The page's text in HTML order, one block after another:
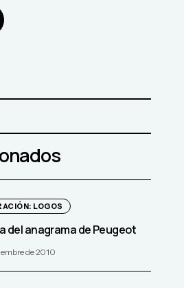
LOGOS
del anagrama de Peugeot
de 2010